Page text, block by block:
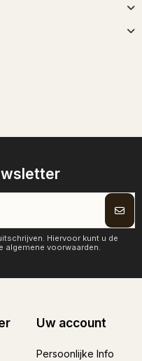
Hiervoor kunt u de
algemene voorwaarden.
Uw account
Persoonlijke Info